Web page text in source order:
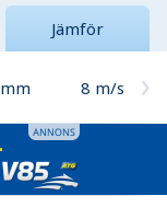
Jämför
mm 8 m/s